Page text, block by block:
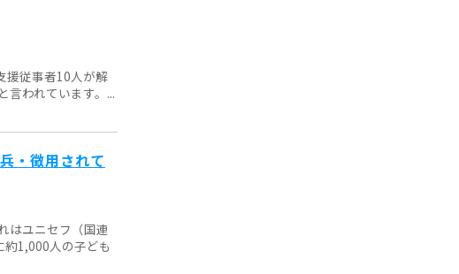
援従事者10人が解
言われています。...
・徴用されて
はユニセフ（国連
1,000人の子ども